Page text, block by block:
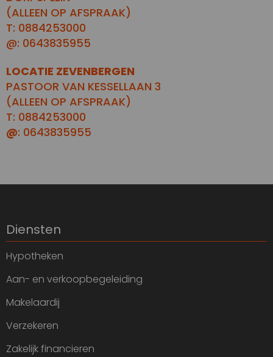
(ALLEEN OP AFSPRAAK)
T: 0884253000
@: 0643835955
LOCATIE ZEVENBERGEN
PASTOOR VAN KESSELLAAN 3
(ALLEEN OP AFSPRAAK)
T: 0884253000
@: 0643835955
Diensten
Hypotheken
Aan- en verkoopbegeleiding
Makelaardij
Verzekeren
Zakelijk financieren